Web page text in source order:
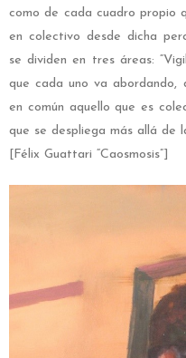
como de cada cuadro propio
en colectivo desde dicha
se dividen en tres áreas:
que cada uno va abordando,
en común aquello que es
que se despliega más allá de
[Félix Guattari “Caosmosis”]